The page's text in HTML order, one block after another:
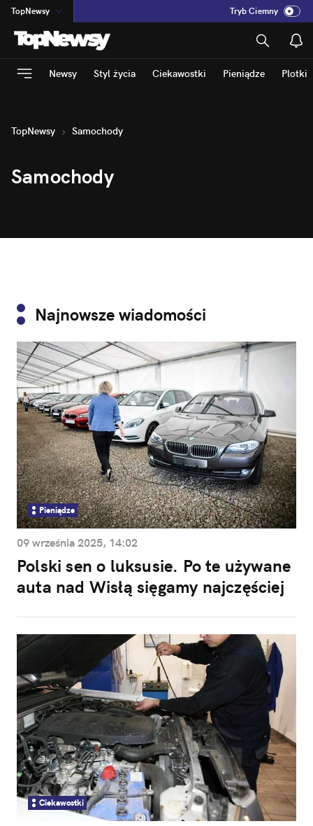
TopNewsy
na:Temat
INN:Poland
ASZ:dziennik
dad HERO
Tryb Ciemny
Newsy Styl życia Ciekawostki Pieniądze Plotki
TopNewsy Samochody
Samochody
Najnowsze wiadomości
Pieniądze
09 września 2025, 14:02
Polski sen o luksusie. Po te używane
auta nad Wisłą sięgamy najczęściej
Ciekawostki